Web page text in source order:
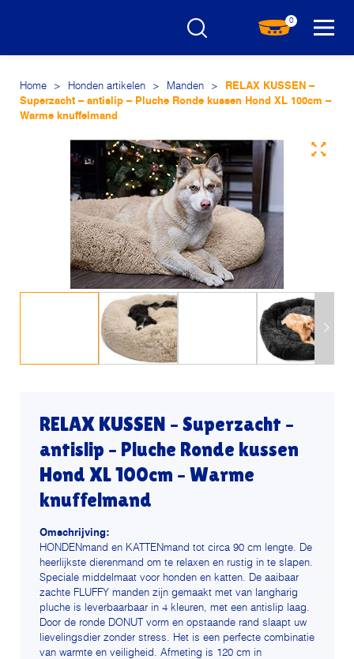
0
Home > Honden artikelen > Manden >
RELAX KUSSEN –
Superzacht – antislip – Pluche Ronde kussen Hond XL 100cm –
Warme knuffelmand
RELAX KUSSEN – Superzacht –
antislip – Pluche Ronde kussen
Hond XL 100cm – Warme
knuffelmand
Omschrijving:
HONDENmand en KATTENmand tot circa 90 cm lengte. De
heerlijkste dierenmand om te relaxen en rustig in te slapen.
Speciale middelmaat voor honden en katten. De aaibaar
zachte FLUFFY manden zijn gemaakt met van langharig
pluche is leverbaarbaar in 4 kleuren, met een antislip laag.
Door de ronde DONUT vorm en opstaande rand slaapt uw
lievelingsdier zonder stress. Het is een perfecte combinatie
van warmte en veiligheid. Afmeting is 120 cm in